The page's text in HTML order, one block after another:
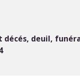
deuil,